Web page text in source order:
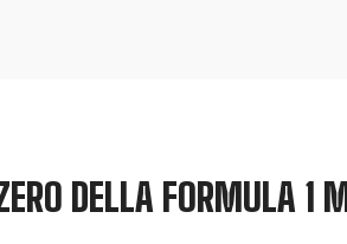
DELLA FORMULA 1